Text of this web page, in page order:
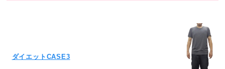
ダイエットCASE3